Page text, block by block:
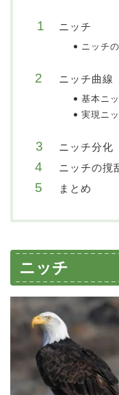
ニッチ
ニッチ
ニッチ曲線
基本ニ
実現ニ
ニッチ分化
ニッチの撹
まとめ
ニッチ